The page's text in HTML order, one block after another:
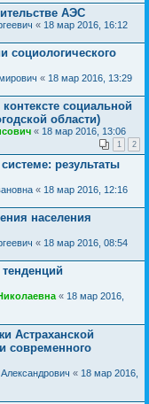
АЭС
« 18 мар 2016, 16:12
социологического
« 18 мар 2016, 13:29
социальной
области)
« 18 мар 2016, 13:06
1 2
результаты
« 18 мар 2016, 12:16
населения
« 18 мар 2016, 08:54
« 18 мар 2016,
Астраханской
современного
« 18 мар 2016,